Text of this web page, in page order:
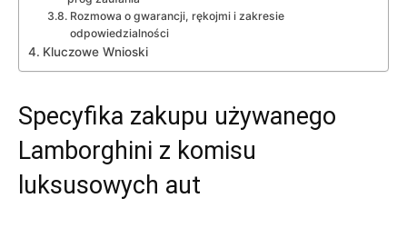
Rozmowa o gwarancji, rękojmi i zakresie
odpowiedzialności
Kluczowe Wnioski
Specyfika zakupu używanego
Lamborghini z komisu
luksusowych aut